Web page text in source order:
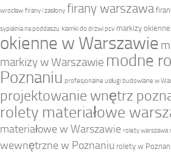
wrocław firany i zasłony firany warszawa
sypialnia na poddaszu klamki do drzwi pcv markizy
okienne w Warszawie
markizy w Warszawie modne
Poznaniu profesjonalne usługi budowlane w
projektowanie wnętrz
rolety materiałowe
materiałowe w Warszawie rolety warszawa
wewnętrzne w Poznaniu rolety w